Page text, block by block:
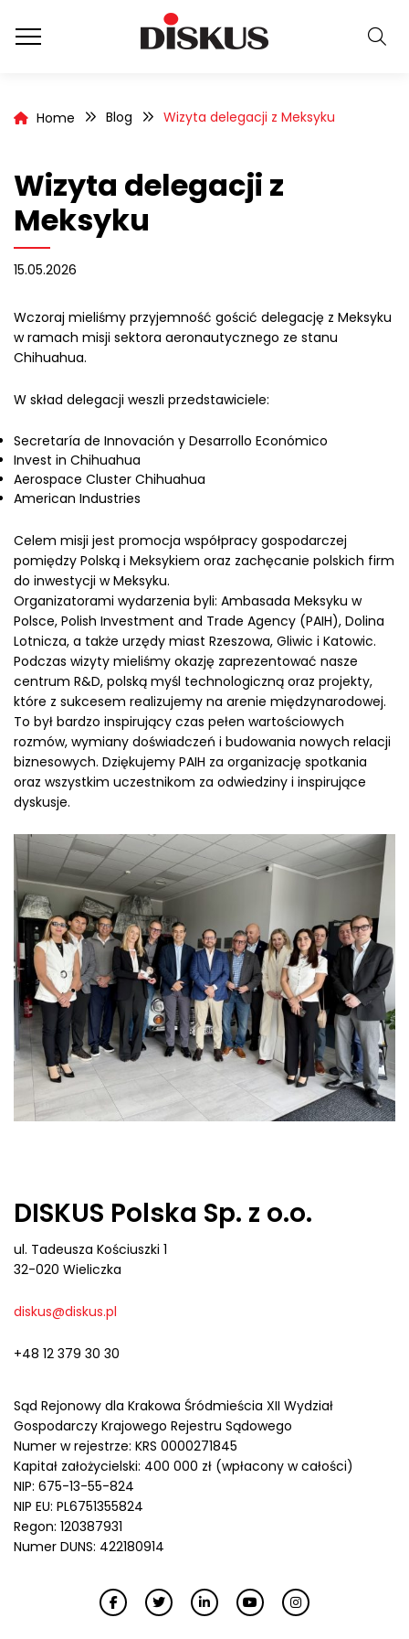
Home Blog Wizyta delegacji z Meksyku
Wizyta delegacji z
Meksyku
15.05.2026
Wczoraj mieliśmy przyjemność gościć delegację z Meksyku
w ramach misji sektora aeronautycznego ze stanu
Chihuahua.
W skład delegacji weszli przedstawiciele:
Secretaría de Innovación y Desarrollo Económico
Invest in Chihuahua
Aerospace Cluster Chihuahua
American Industries
Celem misji jest promocja współpracy gospodarczej
pomiędzy Polską i Meksykiem oraz zachęcanie polskich firm
do inwestycji w Meksyku.
Organizatorami wydarzenia byli: Ambasada Meksyku w
Polsce, Polish Investment and Trade Agency (PAIH), Dolina
Lotnicza, a także urzędy miast Rzeszowa, Gliwic i Katowic.
Podczas wizyty mieliśmy okazję zaprezentować nasze
centrum R&D, polską myśl technologiczną oraz projekty,
które z sukcesem realizujemy na arenie międzynarodowej.
To był bardzo inspirujący czas pełen wartościowych
rozmów, wymiany doświadczeń i budowania nowych relacji
biznesowych. Dziękujemy PAIH za organizację spotkania
oraz wszystkim uczestnikom za odwiedziny i inspirujące
dyskusje.
DISKUS Polska Sp. z o.o.
ul. Tadeusza Kościuszki 1
32-020 Wieliczka
diskus@diskus.pl
+48 12 379 30 30
Sąd Rejonowy dla Krakowa Śródmieścia XII Wydział
Gospodarczy Krajowego Rejestru Sądowego
Numer w rejestrze: KRS 0000271845
Kapitał założycielski: 400 000 zł (wpłacony w całości)
NIP: 675-13-55-824
NIP EU: PL6751355824
Regon: 120387931
Numer DUNS: 422180914